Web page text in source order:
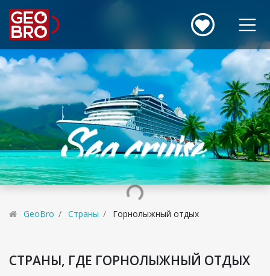
GeoBro Страны Горнолыжный отдых
СТРАНЫ, ГДЕ ГОРНОЛЫЖНЫЙ ОТДЫХ